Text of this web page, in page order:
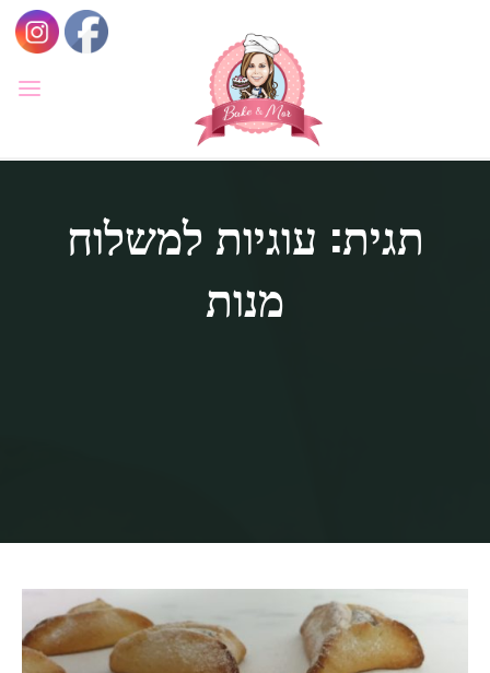
MOR
ולמבוגרים,תגית: עוגיות למשלוח
מנות